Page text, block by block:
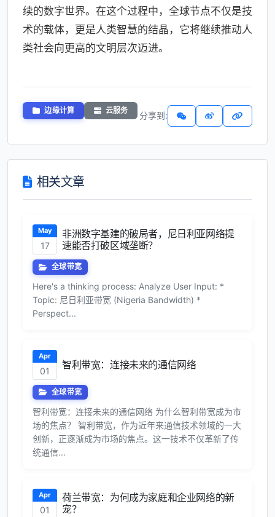
续的数字世界。在这个过程中，全球节点不仅是技
术的载体，更是人类智慧的结晶，它将继续推动人
类社会向更高的文明层次迈进。
边缘计算 云服务 分享到:
相关文章
May
17
非洲数字基建的破局者，尼日利亚网络提
速能否打破区域垄断？
全球带宽
Here's a thinking process: Analyze User Input: *
Topic: 尼日利亚带宽 (Nigeria Bandwidth) *
Perspect...
Apr
01
智利带宽：连接未来的通信网络
全球带宽
智利带宽：连接未来的通信网络 为什么智利带宽成为市
场的焦点？ 智利带宽，作为近年来通信技术领域的一大
创新，正逐渐成为市场的焦点。这一技术不仅革新了传
统通信...
Apr
01
荷兰带宽：为何成为家庭和企业网络的新
宠？